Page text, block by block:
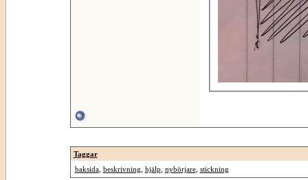
Taggar
baksida, beskrivning hjälp nybörjare, stickning